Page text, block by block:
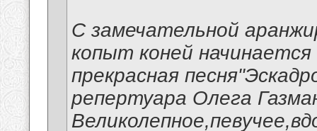
С замечательной
копыт коней начинается
прекрасная
репертуара Олега